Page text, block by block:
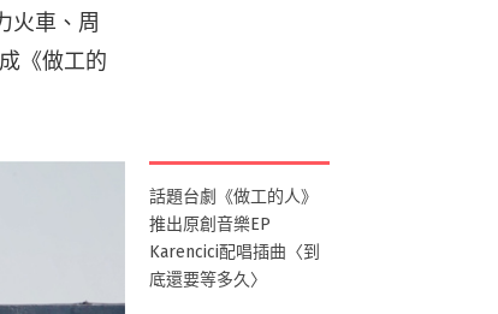
火車、周
《做工的
話題台劇《做工的人》
推出原創音樂EP
Karencici配唱插曲〈到
底還要等多久〉